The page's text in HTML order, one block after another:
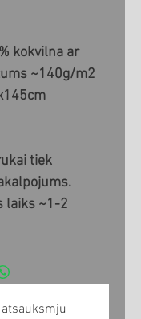
kokvilna ar
~140g/m2
tiek
laiks ~1-2